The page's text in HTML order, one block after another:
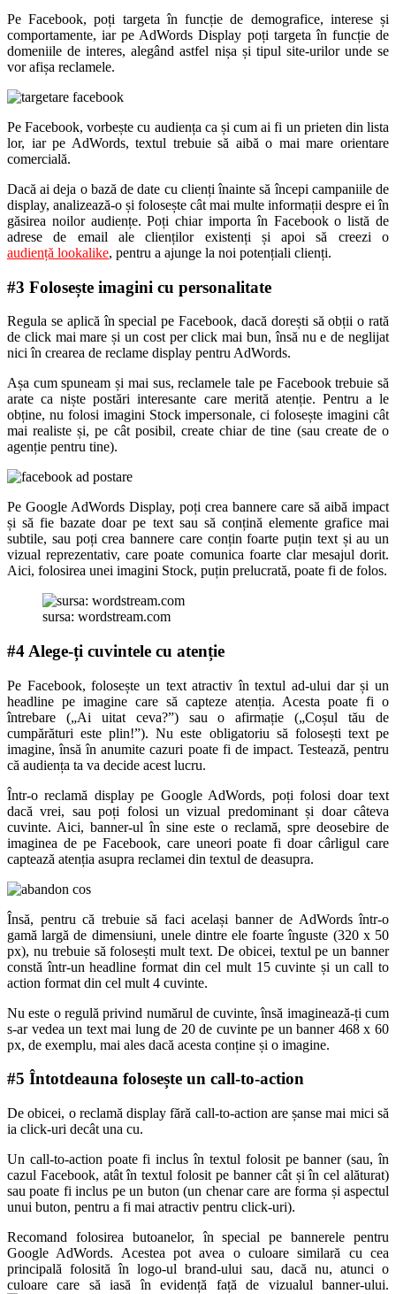
Pe Facebook, poți targeta în funcție de demografice, interese și
comportamente, iar pe AdWords Display poți targeta în funcție de
domeniile de interes, alegând astfel nișa și tipul site-urilor unde se
vor afișa reclamele.
Pe Facebook, vorbește cu audiența ca și cum ai fi un prieten din lista
lor, iar pe AdWords, textul trebuie să aibă o mai mare orientare
comercială.
Dacă ai deja o bază de date cu clienți înainte să începi campaniile de
display, analizează-o și folosește cât mai multe informații despre ei în
găsirea noilor audiențe. Poți chiar importa în Facebook o listă de
adrese de email ale clienților existenți și apoi să creezi o
audiență lookalike, pentru a ajunge la noi potențiali clienți.
#3 Folosește imagini cu personalitate
Regula se aplică în special pe Facebook, dacă dorești să obții o rată
de click mai mare și un cost per click mai bun, însă nu e de neglijat
nici în crearea de reclame display pentru AdWords.
Așa cum spuneam și mai sus, reclamele tale pe Facebook trebuie să
arate ca niște postări interesante care merită atenție. Pentru a le
obține, nu folosi imagini Stock impersonale, ci folosește imagini cât
mai realiste și, pe cât posibil, create chiar de tine (sau create de o
agenție pentru tine).
Pe Google AdWords Display, poți crea bannere care să aibă impact
și să fie bazate doar pe text sau să conțină elemente grafice mai
subtile, sau poți crea bannere care conțin foarte puțin text și au un
vizual reprezentativ, care poate comunica foarte clar mesajul dorit.
Aici, folosirea unei imagini Stock, puțin prelucrată, poate fi de folos.
sursa: wordstream.com
#4 Alege-ți cuvintele cu atenție
Pe Facebook, folosește un text atractiv în textul ad-ului dar și un
headline pe imagine care să capteze atenția. Acesta poate fi o
întrebare („Ai uitat ceva?”) sau o afirmație („Coșul tău de
cumpărături este plin!”). Nu este obligatoriu să folosești text pe
imagine, însă în anumite cazuri poate fi de impact. Testează, pentru
că audiența ta va decide acest lucru.
Într-o reclamă display pe Google AdWords, poți folosi doar text
dacă vrei, sau poți folosi un vizual predominant și doar câteva
cuvinte. Aici, banner-ul în sine este o reclamă, spre deosebire de
imaginea de pe Facebook, care uneori poate fi doar cârligul care
captează atenția asupra reclamei din textul de deasupra.
Însă, pentru că trebuie să faci același banner de AdWords într-o
gamă largă de dimensiuni, unele dintre ele foarte înguste (320 x 50
px), nu trebuie să folosești mult text. De obicei, textul pe un banner
constă într-un headline format din cel mult 15 cuvinte și un call to
action format din cel mult 4 cuvinte.
Nu este o regulă privind numărul de cuvinte, însă imaginează-ți cum
s-ar vedea un text mai lung de 20 de cuvinte pe un banner 468 x 60
px, de exemplu, mai ales dacă acesta conține și o imagine.
#5 Întotdeauna folosește un call-to-action
De obicei, o reclamă display fără call-to-action are șanse mai mici să
ia click-uri decât una cu.
Un call-to-action poate fi inclus în textul folosit pe banner (sau, în
cazul Facebook, atât în textul folosit pe banner cât și în cel alăturat)
sau poate fi inclus pe un buton (un chenar care are forma și aspectul
unui buton, pentru a fi mai atractiv pentru click-uri).
Recomand folosirea butoanelor, în special pe bannerele pentru
Google AdWords. Acestea pot avea o culoare similară cu cea
principală folosită în logo-ul brand-ului sau, dacă nu, atunci o
culoare care să iasă în evidență față de vizualul banner-ului.